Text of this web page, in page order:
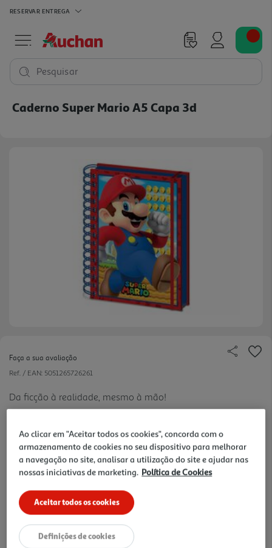
RESERVAR ENTREGA
Pesquisar
Caderno Super Mario A5 Capa 3d
Faça a sua avaliação
Ref. / EAN: 5051265726261
Da ficção à realidade, mesmo à mão!
9.99 €/un
9,99 €
Notas de preparação
Ao clicar em "Aceitar todos os cookies", concorda com o
armazenamento de cookies no seu dispositivo para melhorar
a navegação no site, analisar a utilização do site e ajudar nas
nossas iniciativas de marketing. Política de Cookies
Aceitar todos os cookies
Definições de cookies